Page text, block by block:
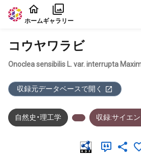
本文に飛ぶ
ホームギャラリー
コウヤワラビ
Onoclea sensibilis L. var. interrupta
収録元データベースで開く
自然史・理工学 収録:サイエ